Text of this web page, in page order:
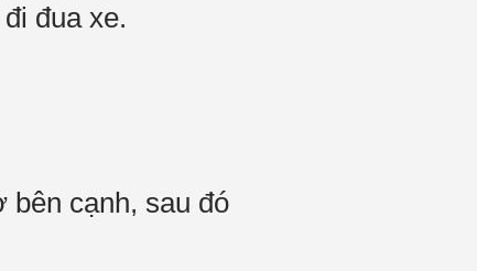
đua xe.
bên cạnh, sau đó